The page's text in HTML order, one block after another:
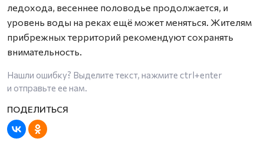
ледохода, весеннее половодье продолжается, и
уровень воды на реках ещё может меняться. Жителям
прибрежных территорий рекомендуют сохранять
внимательность.
Нашли ошибку? Выделите текст, нажмите ctrl+enter
и отправьте ее нам.